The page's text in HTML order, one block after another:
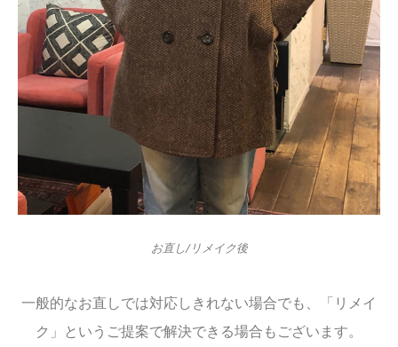
お直し/リメイク後
一般的なお直しでは対応しきれない場合でも、「リメイ
ク」というご提案で解決できる場合もございます。